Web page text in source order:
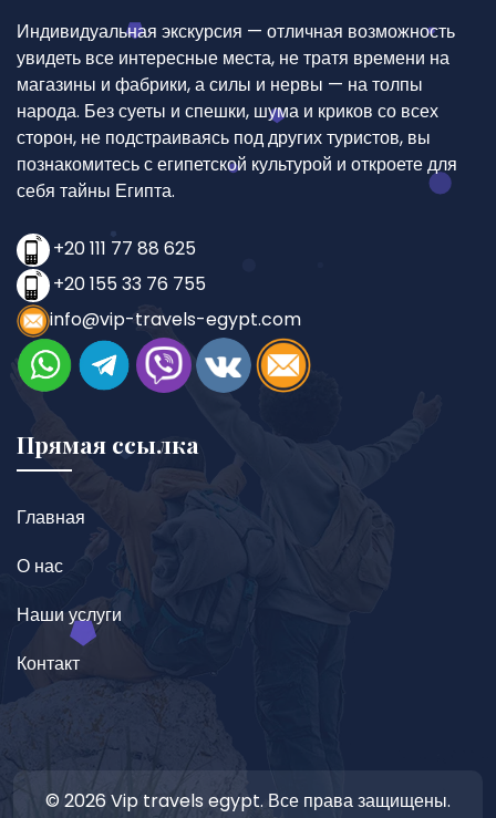
Индивидуальная экскурсия — отличная возможность
увидеть все интересные места, не тратя времени на
магазины и фабрики, а силы и нервы — на толпы
народа. Без суеты и спешки, шума и криков со всех
сторон, не подстраиваясь под других туристов, вы
познакомитесь с египетской культурой и откроете для
себя тайны Египта.
+20 111 77 88 625
+20 155 33 76 755
info@vip-travels-egypt.com
Прямая ссылка
Главная
О нас
Наши услуги
Контакт
© 2026 Vip travels egypt. Все права защищены.